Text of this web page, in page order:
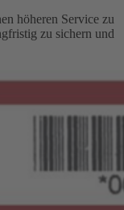
höheren Service zu
zu sichern und